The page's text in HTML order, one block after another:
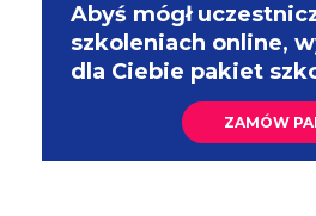
Abyś mógł
szkoleniach online,
dla Ciebie pakiet
ZAMÓW